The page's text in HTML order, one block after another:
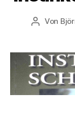
Von